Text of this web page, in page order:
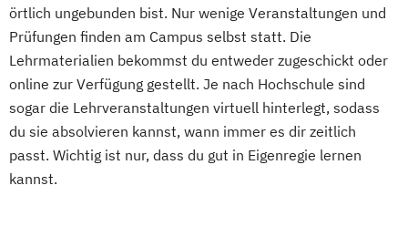
örtlich ungebunden bist. Nur wenige Veranstaltungen und
Prüfungen finden am Campus selbst statt. Die
Lehrmaterialien bekommst du entweder zugeschickt oder
online zur Verfügung gestellt. Je nach Hochschule sind
sogar die Lehrveranstaltungen virtuell hinterlegt, sodass
du sie absolvieren kannst, wann immer es dir zeitlich
passt. Wichtig ist nur, dass du gut in Eigenregie lernen
kannst.